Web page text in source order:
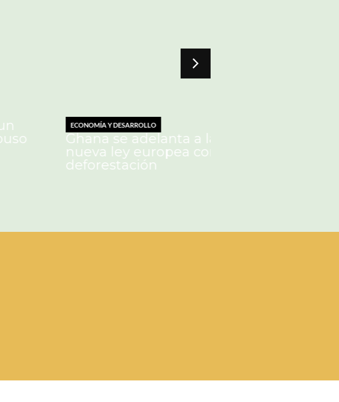
ECONOMÍA Y DESARROLLO
Ghana se adelanta a la
nueva ley europea contra la
deforestación